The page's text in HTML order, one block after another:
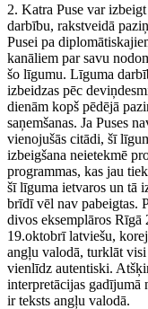
2. Katra Puse var
darbību, rakstveidā
Pusei pa
kanāliem par savu
šo līgumu. Līguma
izbeidzas pēc
dienām kopš pēdējā
saņemšanas. Ja Puses
vienojušās citādi, šī
izbeigšana neietekmē
programmas, kas jau
šī līguma ietvaros un tā
brīdī vēl nav pabeigtas.
divos eksemplāros Rīgā
19.oktobrī latviešu,
angļu valodā, turklāt
vienlīdz autentiski.
interpretācijas gadījumā
ir teksts angļu valodā.